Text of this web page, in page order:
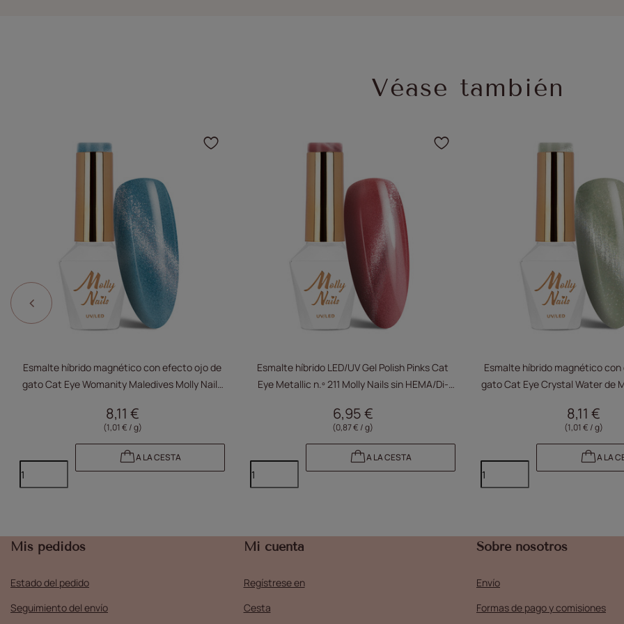
Véase también
Esmalte híbrido magnético con efecto ojo de
gato Cat Eye Womanity Maledives Molly Nails
8,11 €
(1,01 € / g)
A LA CESTA
Haga clic para añadir el producto a sus favoritos
Esmalte híbrido LED/UV Gel Polish Pinks Cat
Eye Metallic n.º 211 Molly Nails sin HEMA/Di-
6,95 €
(0,87 € / g)
A LA CESTA
Haga clic para añadir el
Esmalte híbrido magnético
gato Cat Eye Crystal Water de
8,11 €
(1,01 € / g)
A LA
Mis pedidos
Estado del pedido
Seguimiento del envío
Mi cuenta
Regístrese en
Cesta
Sobre nosotros
Envío
Formas de pago y comisiones